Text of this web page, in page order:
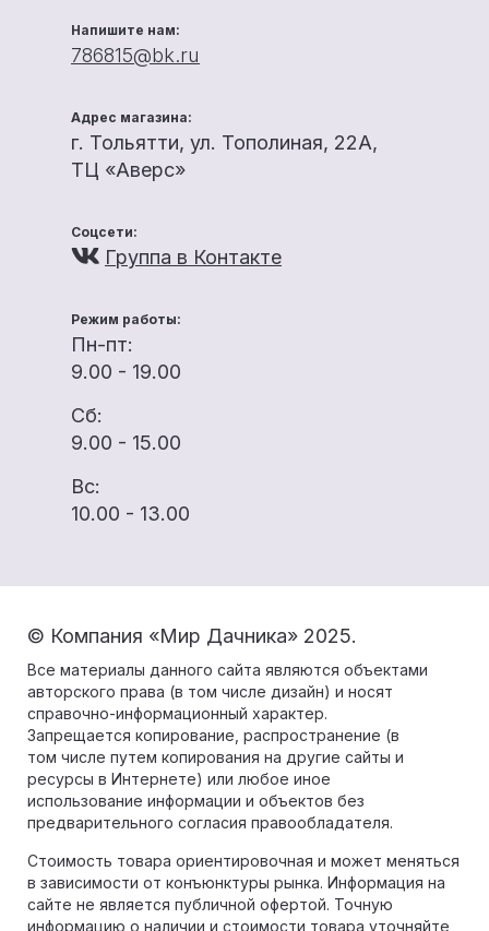
Напишите нам:
786815@bk.ru
Адрес магазина:
г. Тольятти, ул. Тополиная, 22А,
ТЦ «Аверс»
Соцсети:
Группа в Контакте
Режим работы:
Пн-пт:
9.00 - 19.00
Сб:
9.00 - 15.00
Вс:
10.00 - 13.00
© Компания «Мир Дачника» 2025.
Все материалы данного сайта являются объектами
авторского права (в том числе дизайн) и носят
справочно-информационный характер.
Запрещается копирование, распространение (в
том числе путем копирования на другие сайты и
ресурсы в Интернете) или любое иное
использование информации и объектов без
предварительного согласия правообладателя.
Стоимость товара ориентировочная и может меняться
в зависимости от конъюнктуры рынка. Информация на
сайте не является публичной офертой. Точную
информацию о наличии и стоимости товара уточняйте